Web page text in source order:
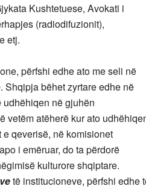
Kushtetuese, Avokati i
(radiodifuzionit),
etj.
përfshi edhe ato me seli në
Shqipja bëhet zyrtare edhe në
udhëhiqen në gjuhën
vetëm atëherë kur ato
qeverisë, në komisionet
i emëruar, do ta përdorë
kulturore shqiptare.
të institucioneve, përfshi edhe